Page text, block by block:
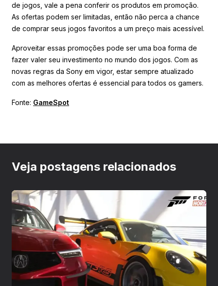
de jogos, vale a pena conferir os produtos em promoção.
As ofertas podem ser limitadas, então não perca a chance
de comprar seus jogos favoritos a um preço mais acessível.
Aproveitar essas promoções pode ser uma boa forma de
fazer valer seu investimento no mundo dos jogos. Com as
novas regras da Sony em vigor, estar sempre atualizado
com as melhores ofertas é essencial para todos os gamers.
Fonte: GameSpot
Veja postagens relacionados